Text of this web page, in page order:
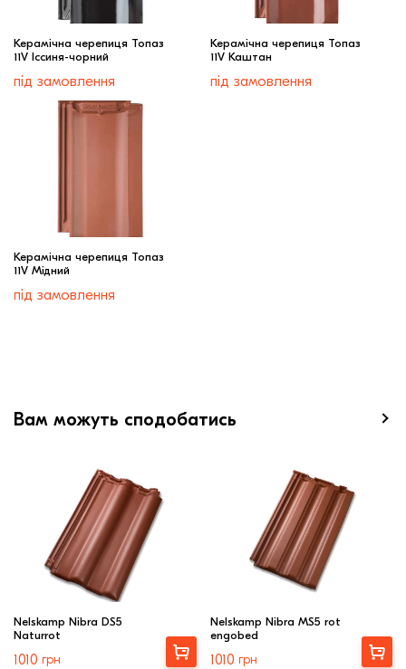
Керамічна черепиця Топаз
11V Іссиня-чорний
під замовлення
Керамічна черепиця Топаз
11V Каштан
під замовлення
Керамічна черепиця Топаз
11V Мідний
під замовлення
Вам можуть сподобатись
Nelskamp Nibra DS5
Naturrot
1010 грн
Вибрати
Nelskamp Nibra MS5 rot
engobed
1010 грн
Вибрати